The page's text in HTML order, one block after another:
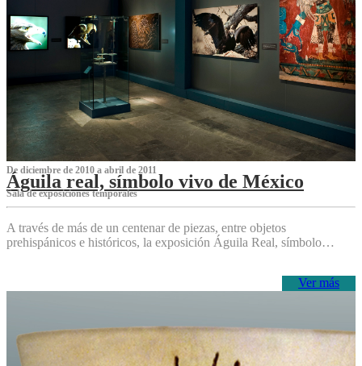
De diciembre de 2010 a abril de 2011
Águila real, símbolo vivo de México
Sala de exposiciones temporales
A través de más de un centenar de piezas, entre objetos
prehispánicos e históricos, la exposición Águila Real, símbolo…
Ver más